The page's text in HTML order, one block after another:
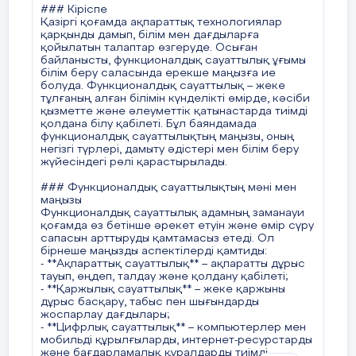
#### 4. **Ақпараттық-коммуникациялық
технологияларды (АКТ) пайдалану**
Қазіргі таңда сандық технологиялар
функционалдық сауаттылықтың маңызды бөлігі
болып табылады. Оқушыларға интернет-
ресурстарды қолдануды, электрондық
оқулықтармен жұмыс істеуді, онлайн курстардан
білім алуды үйрету маңызды.
#### 5. **Пәнаралық байланыс**
Функционалдық сауаттылықты дамыту үшін
әртүрлі пәндер бойынша интеграцияланған
сабақтар өткізу қажет. Мысалы, математика
сабақтарында қаржылық сауаттылық
элементтерін қосу немесе тарих сабақтарында
құқықтық сауаттылықты дамытуға назар аудару.
#### 6. **Жеке оқыту әдістері**
Әр оқушының қабілеті мен қажеттілігіне қарай
оқыту тәсілдерін бейімдеу – функционалдық
сауаттылықты дамытудағы маңызды бағыттардың
бірі. Бұл тәсіл арқылы оқушылар өздеріне
ыңғайлы білім алу жолдарын таңдап, өз бетінше
оқуға бейімделеді.
### Білім беру жүйесіндегі рөлі
Функционалдық сауаттылық – мектеп
### Кіріспе
Қазіргі қоғамда ақпараттық технологиялар
қарқынды дамып, білім мен дағдыларға
қойылатын талаптар өзгеруде. Осыған
байланысты, функционалдық сауаттылық ұғымы
білім беру саласында ерекше маңызға ие
болуда. Функционалдық сауаттылық – жеке
тұлғаның алған білімін күнделікті өмірде, кәсіби
қызметте және әлеуметтік қатынастарда тиімді
қолдана білу қабілеті. Бұл баяндамада
функционалдық сауаттылықтың маңызы, оның
негізгі түрлері, дамыту әдістері мен білім беру
жүйесіндегі рөлі қарастырылады.
### Функционалдық сауаттылықтың мәні мен
маңызы
Функционалдық сауаттылық адамның заманауи
қоғамда өз бетінше әрекет етуін және өмір сүру
сапасын арттыруды қамтамасыз етеді. Ол
бірнеше маңызды аспектілерді қамтиды:
- **Ақпараттық сауаттылық** – ақпаратты дұрыс
тауып, өңдеп, талдау және қолдану қабілеті;
- **Қаржылық сауаттылық** – жеке қаржыны
дұрыс басқару, табыс пен шығындарды
жоспарлау дағдылары;
- **Цифрлық сауаттылық** – компьютерлер мен
мобильді құрылғыларды, интернет-ресурстарды
және бағдарламалық құралдарды тиімді